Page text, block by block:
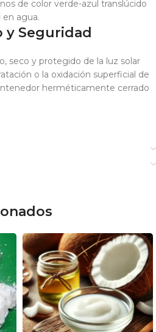
de color verde-azul translúcido
en agua.
y Seguridad
seco y protegido de la luz solar
o la oxidación superficial de
herméticamente cerrado